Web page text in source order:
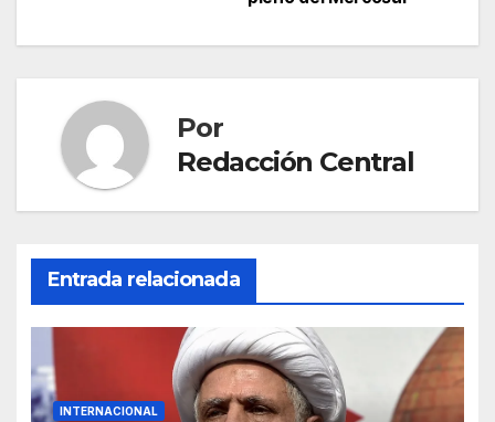
entradas
Por
Redacción Central
Entrada relacionada
INTERNACIONAL